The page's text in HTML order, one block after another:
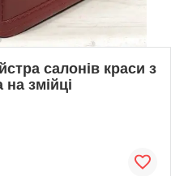
салонів краси з
на змійці